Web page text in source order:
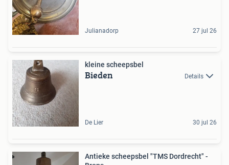
Julianadorp 27 jul 26
kleine scheepsbel
Bieden Details
De Lier 30 jul 26
Antieke scheepsbel "TMS Dordrecht" -